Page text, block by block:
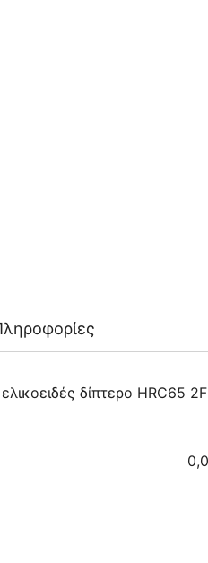
ελικοειδές δίπτερο HRC65